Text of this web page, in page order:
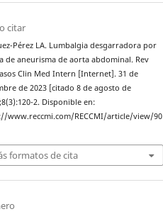
citar
Pérez LA. Lumbalgia desgarradora por
de aneurisma de aorta abdominal. Rev
Clin Med Intern [Internet]. 31 de
de 2023 [citado 8 de agosto de
2. Disponible en:
www.reccmi.com/RECCMI/article/view/90
formatos de cita